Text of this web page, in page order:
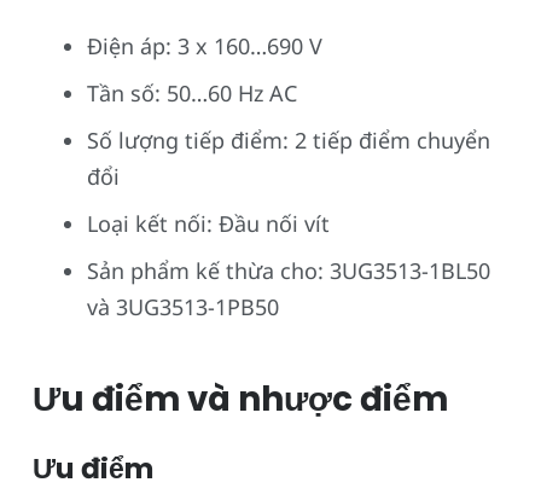
Điện áp: 3 x 160…690 V
Tần số: 50…60 Hz AC
Số lượng tiếp điểm: 2 tiếp điểm chuyển
đổi
Loại kết nối: Đầu nối vít
Sản phẩm kế thừa cho: 3UG3513-1BL50
và 3UG3513-1PB50
Ưu điểm và nhược điểm
Ưu điểm